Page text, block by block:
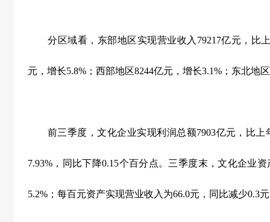
分区域看，东部地区实现营业收入 79217亿元，比
元，增长5.8% ；西部地区8244亿元，增长3.1% ；东北地区
前三季度，文化企业实现利润总额7903亿元，比上
7.93% ，同比下降0.15个百分点。三季度末，文化企业资
5.2% ；每百元资产实现营业收入为66.0元，同比减少0.3